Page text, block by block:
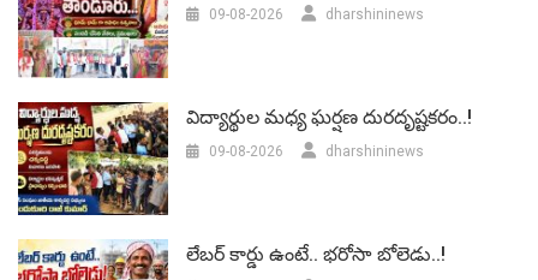
09-08-2026 dharshininews
విద్యార్థుల మధ్య ఘర్షణ దురదృష్టకరం..!
09-08-2026 dharshininews
లేబర్‌ కార్డు ఉంటే.. భరోసా బోలెడు..!